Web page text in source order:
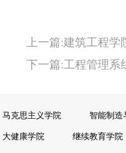
上一篇:建筑工程
下一篇:工程管理系
马克思主义学院
智能制造
大健康学院
继续教育学院